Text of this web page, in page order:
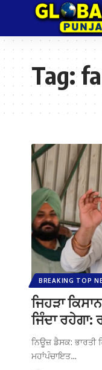
Tag:
BREAKING TOP
ਜਿਹੜਾ
ਜਿੰਦਾ ਰਹੇਗਾ:
ਨਿਊਜ਼ ਡੈਸਕ: ਭਾਰਤੀ
ਮਹਾਂਪੰਚਾਇਤ…